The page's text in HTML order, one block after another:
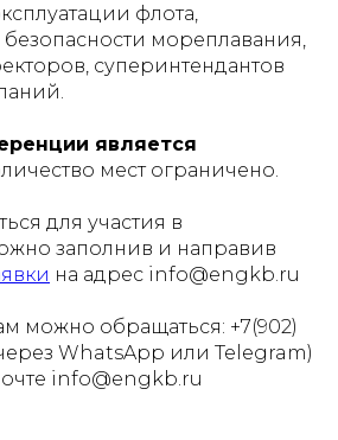
флота,
мореплавания,
суперинтендантов
является
мест ограничено.
для участия в
заполнив и направив
на адрес info@engkb.ru
можно обращаться: +7(902)
WhatsApp или Telegram)
info@engkb.ru